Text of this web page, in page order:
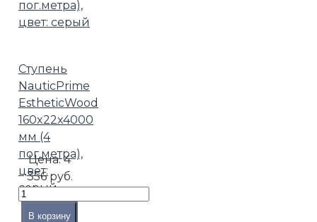
Ступень
NauticPrime
EstheticWood
160x22x4000
мм (4
пог.метра),
цвет:
серый
Цена:4
356 руб.
В корзину